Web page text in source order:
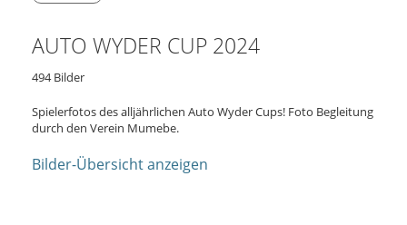
AUTO WYDER CUP 2024
494 Bilder
Spielerfotos des alljährlichen Auto Wyder Cups! Foto Begleitung
durch den Verein Mumebe.
Bilder-Übersicht anzeigen